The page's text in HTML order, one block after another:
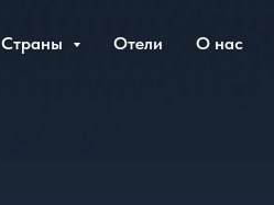
Страны Отели О нас